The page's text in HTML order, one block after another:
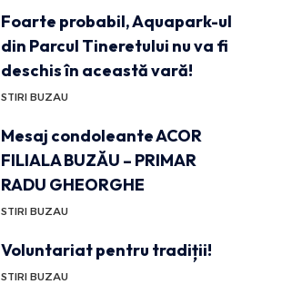
Foarte probabil, Aquapark-ul
din Parcul Tineretului nu va fi
deschis în această vară!
STIRI BUZAU
Mesaj condoleante ACOR
FILIALA BUZĂU – PRIMAR
RADU GHEORGHE
STIRI BUZAU
Voluntariat pentru tradiții!
STIRI BUZAU